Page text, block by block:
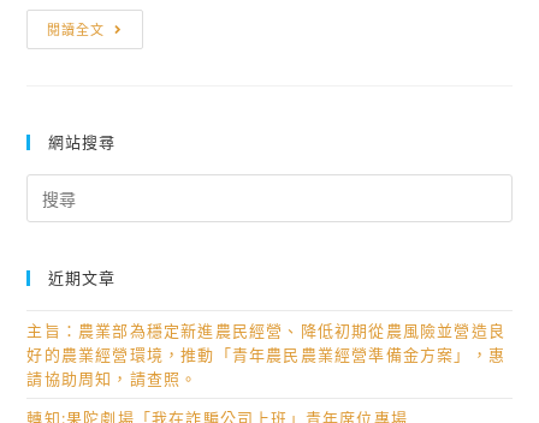
程
表
人
閱讀全文
告
學
次
代
理
教
網站搜尋
for:
近期文章
主旨：農業部為穩定新進農民經營、降低初期從農風險並營造良
好的農業經營環境，推動「青年農民農業經營準備金方案」，惠
請協助周知，請查照。
轉知:果陀劇場「我在詐騙公司上班」青年席位專場